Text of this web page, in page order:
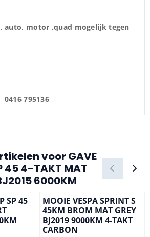
auto, motor ,quad mogelijk tegen
795136
voor GAVE
45 4-TAKT MAT
6000KM
SP 45
MOOIE VESPA SPRINT S
45KM BROM MAT GREY
BJ2019 9000KM 4-TAKT
CARBON